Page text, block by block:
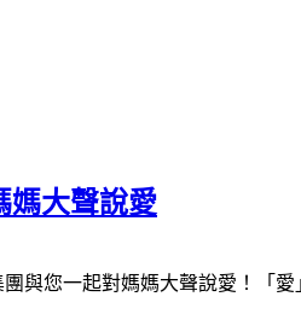
媽大聲說愛
團與您一起對媽媽大聲說愛！「